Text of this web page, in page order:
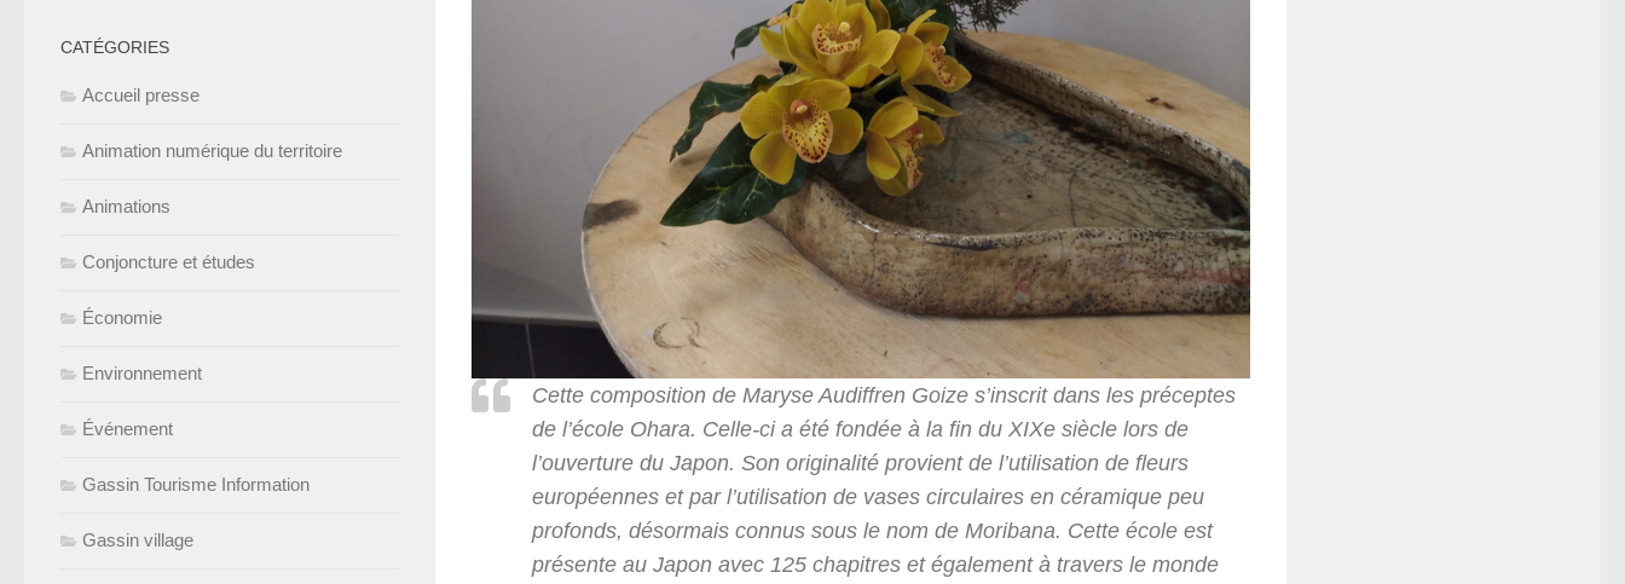
Cette composition de Maryse Audiffren Goize s’inscrit dans les préceptes
de l’école Ohara. Celle-ci a été fondée à la fin du XIXe siècle lors de
l’ouverture du Japon. Son originalité provient de l’utilisation de fleurs
européennes et par l’utilisation de vases circulaires en céramique peu
profonds, désormais connus sous le nom de Moribana. Cette école est
présente au Japon avec 125 chapitres et également à travers le monde
CATÉGORIES
Accueil presse
Animation numérique du territoire
Animations
Conjoncture et études
Économie
Environnement
Événement
Gassin Tourisme Information
Gassin village